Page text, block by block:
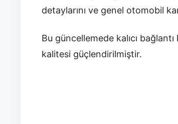
detaylarını ve genel otomobil
Bu güncellemede kalıcı
kalitesi güçlendirilmiştir.